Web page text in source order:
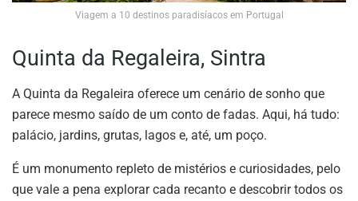
Viagem a 10 destinos paradisíacos em Portugal
Quinta da Regaleira, Sintra
A Quinta da Regaleira oferece um cenário de sonho que
parece mesmo saído de um conto de fadas. Aqui, há tudo:
palácio, jardins, grutas, lagos e, até, um poço.
É um monumento repleto de mistérios e curiosidades, pelo
que vale a pena explorar cada recanto e descobrir todos os